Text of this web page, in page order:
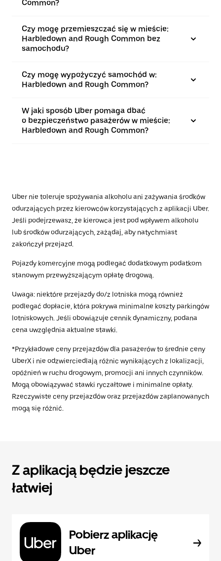
Common?
Czy mogę przemieszczać się w mieście:
Harbledown and Rough Common bez
samochodu?
Czy mogę wypożyczyć samochód w:
Harbledown and Rough Common?
W jaki sposób Uber pomaga dbać
o bezpieczeństwo pasażerów w mieście:
Harbledown and Rough Common?
Uber nie toleruje spożywania alkoholu ani zażywania środków
odurzających przez kierowców korzystających z aplikacji Uber.
Jeśli podejrzewasz, że kierowca jest pod wpływem alkoholu
lub środków odurzających, zażądaj, aby natychmiast
zakończył przejazd.
Pojazdy komercyjne mogą podlegać dodatkowym podatkom
stanowym przewyższającym opłatę drogową.
Uwaga: niektóre przejazdy do/z lotniska mogą również
podlegać dopłacie, która pokrywa minimalne koszty parkingów
lotniskowych. Jeśli obowiązuje cennik dynamiczny, podana
cena uwzględnia aktualne stawki.
*Przykładowe ceny przejazdów dla pasażerów to średnie ceny
UberX i nie odzwierciedlają różnic wynikających z lokalizacji,
opóźnień w ruchu drogowym, promocji ani innych czynników.
Mogą obowiązywać stawki ryczałtowe i minimalne opłaty.
Rzeczywiste ceny przejazdów oraz przejazdów zaplanowanych
mogą się różnić.
Z aplikacją będzie jeszcze
łatwiej
Pobierz aplikację
Uber